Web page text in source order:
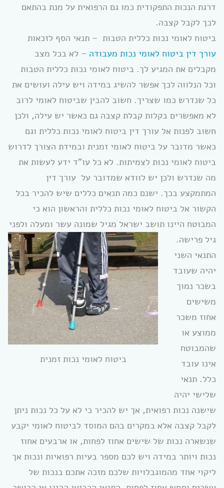
דרגת הנכות התפקודית כמו גם הרפואית על מנת בהתאם
לכך לקבל קצבה.
ביטוח לאומי נכות כללית הטבות – תנאי הסף לזכאות
עורך דין ביטוח לאומי נכות מעבודה – לא בכל מצב
מקבלים את המגיע לך. ביטוח לאומי נכות כללית הטבות
וכל הנלווה לכך אפשר להשיג במידה ויש עילה ועושים את
כל שנדרש כמו שצריך. חשוב להבין שביטוח לאומי לרוב
לא מאפשרים בקלות קבלת קצבה גם כאשר יש עילה, ולכן
חשוב לפנות אל עורך דין ביטוח לאומי נכות כללית וגם
כאשר מדובר על ביטוח לאומי זמנית ובמידת הצורך לדרוש
ביטוח לאומי נכות לצמיתות. לא כל עו”ד ידע לעשות את
מה שנדרש ולכן יש לוודא שמדובר על עורך דין
המתמקצע בכך. ישנם כמה תנאים כללים שיש להכיר בכל
הקשור אל ביטוח לאומי נכות כללית והראשון הוא כי
המבוטח היינו תושב ישראל מגיל שמונה עשר ומעלה ולפני
גיל פרישה.
ביטוח לאומי נכות זמנית
התנאי השני
יהיה שעובד
בשכר נמוך
משישים
אחוז משכר
ממוצע או
שהמבוטח
אינו עובד
כלל. תנאי
שלישי יהיה
שישנה נכות רפואית, אך יש להכיר כי לא על כל נכות ניתן
לקבל קצבה אלא במקרים בהם המוסד לביטוח לאומי יקבע
שנשארה נכות של שישים אחוז לפחות, או ארבעים אחוז
נכות ויותר במידה ויש לכם מספר בעיות רפואיות ונכות אך
ליקוי אחד מהמוגבלויות שלכם מזכה אתכם בנכות של